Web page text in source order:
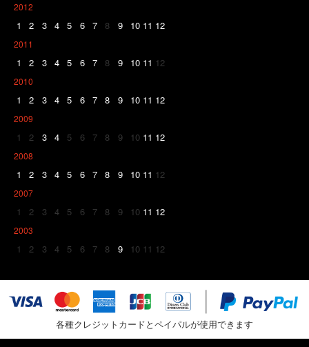
2012
1 2 3 4 5 6 7 8 9 10 11 12
2011
1 2 3 4 5 6 7 8 9 10 11 12
2010
1 2 3 4 5 6 7 8 9 10 11 12
2009
1 2 3 4 5 6 7 8 9 10 11 12
2008
1 2 3 4 5 6 7 8 9 10 11 12
2007
1 2 3 4 5 6 7 8 9 10 11 12
2003
1 2 3 4 5 6 7 8 9 10 11 12
各種クレジットカードとペイパルが使用できます